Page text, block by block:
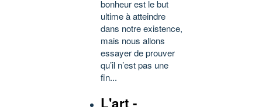
bonheur est le but
ultime à atteindre
dans notre existence,
mais nous allons
essayer de prouver
qu’il n’est pas une
fin...
L'art -